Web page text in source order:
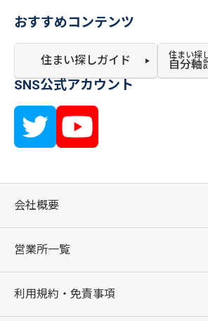
おすすめコンテンツ
住まい探しガイド 住まい探
自分軸
SNS公式アカウント
会社概要
営業所一覧
利用規約・免責事項